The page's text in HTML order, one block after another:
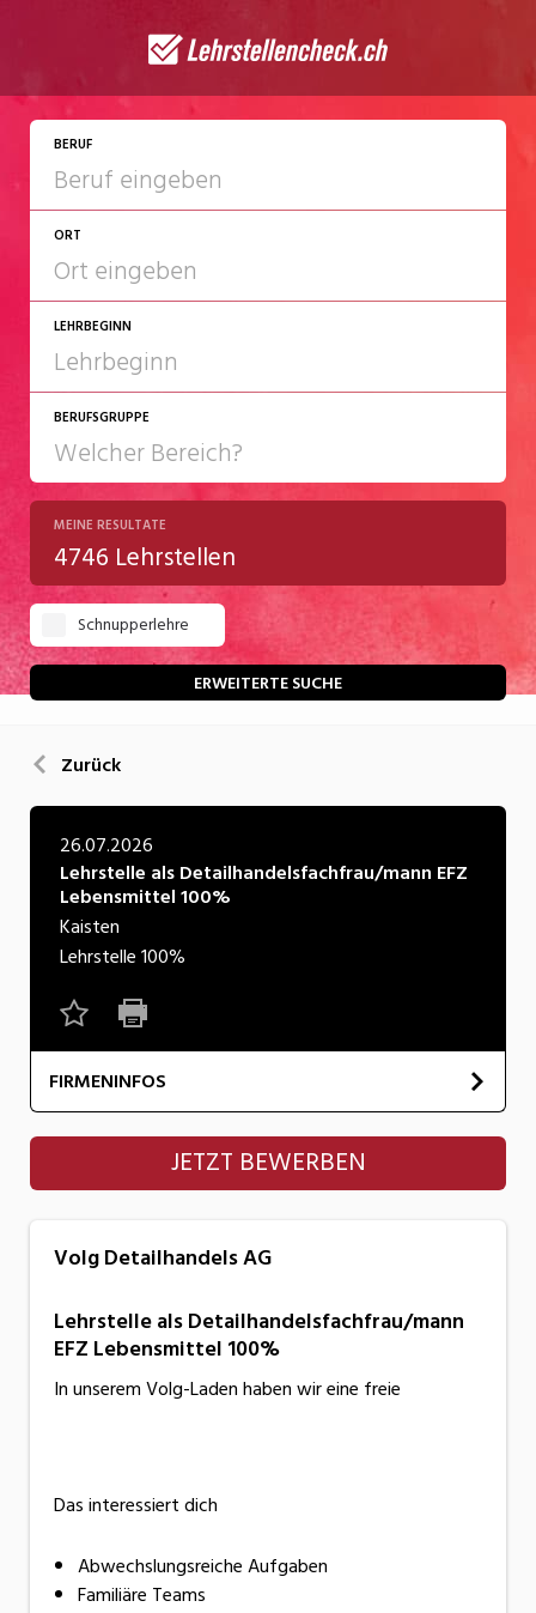
BERUF
ORT
LEHRBEGINN
2027
2028
BERUFSGRUPPE
Chemie/Pharma
Gastgewerbe
Gesundheit/Pflege/Soziales
Handwerk/Technik
Kultur
Natur
Verkehr/Logistik
Wirtschaft/Verwaltung
MEINE RESULTATE
4746 Lehrstellen
Schnupperlehre
ERWEITERTE SUCHE
Zurück
26.07.2026
Lehrstelle als Detailhandelsfachfrau/mann EFZ
Lebensmittel 100%
Kaisten
Lehrstelle100%
FIRMENINFOS
Volg Detailhandels AG
JETZT BEWERBEN
Volg Detailhandels AG
Lehrstelle als Detailhandelsfachfrau/mann
EFZ Lebensmittel 100%
In unserem Volg-Laden haben wir eine freie
Das interessiert dich
Abwechslungsreiche Aufgaben
Familiäre Teams